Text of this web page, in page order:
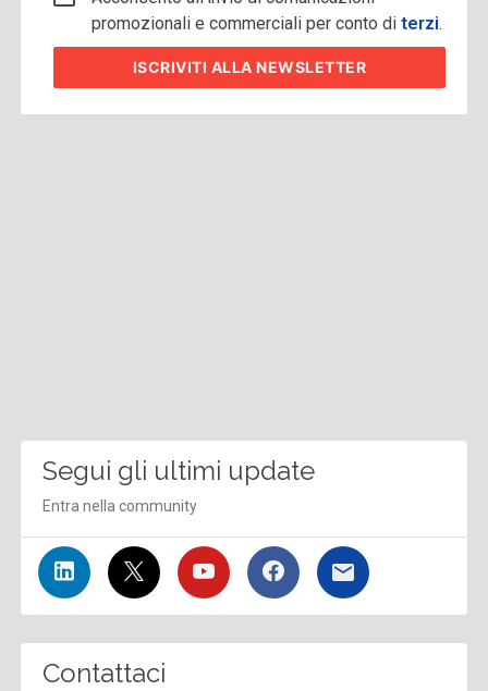
promozionali e commerciali per conto diterzi.
ISCRIVITI ALLA NEWSLETTER
Segui gli ultimi update
Entra nella community
Contattaci